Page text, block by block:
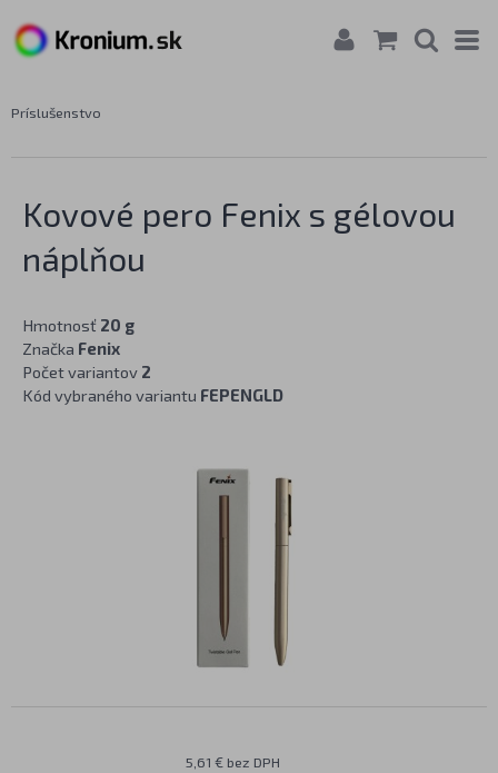
Príslušenstvo
Kovové pero Fenix s gélovou
náplňou
Hmotnosť 20 g
Značka Fenix
Počet variantov 2
Kód vybraného variantu FEPENGLD
5,61 € bez DPH